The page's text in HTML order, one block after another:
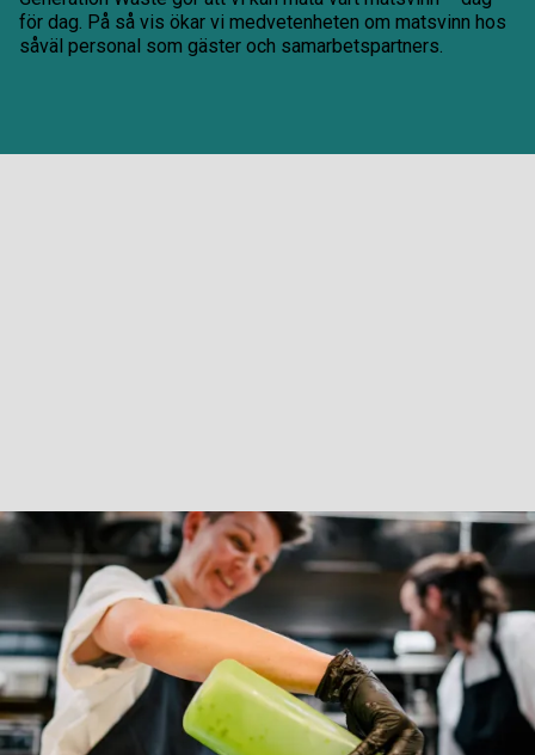
för dag. På så vis ökar vi medvetenheten om matsvinn hos
såväl personal som gäster och samarbetspartners.
"ATT VÄGA VÅRT MATSVINN FICK
OSS ATT IFRÅGASÄTTA ALLT."
Möt Universeums kökschef Myrthe Put och läs om hur
hon och hennes team arbetar för att nå
hållbarhetsmålen – varje dag.